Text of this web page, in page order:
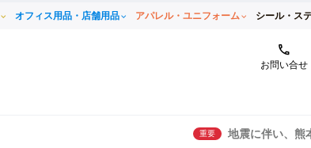
オフィス用品・店舗用品 アパレル・ユニフォーム シール・ス
お問い合せ
重要 地震に伴い、熊